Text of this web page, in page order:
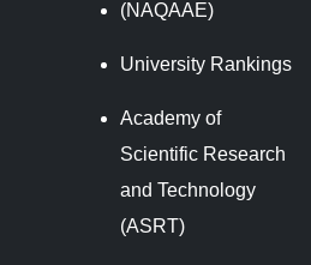
(NAQAAE)
University Rankings
Academy of
Scientific Research
and Technology
(ASRT)